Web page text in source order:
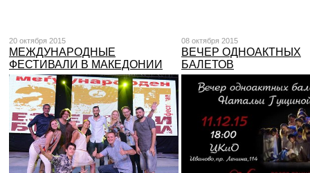
20 октября 2015
МЕЖДУНАРОДНЫЕ
ФЕСТИВАЛИ В МАКЕДОНИИ
08 октября 2015
ВЕЧЕР ОДНОАКТНЫХ
БАЛЕТОВ